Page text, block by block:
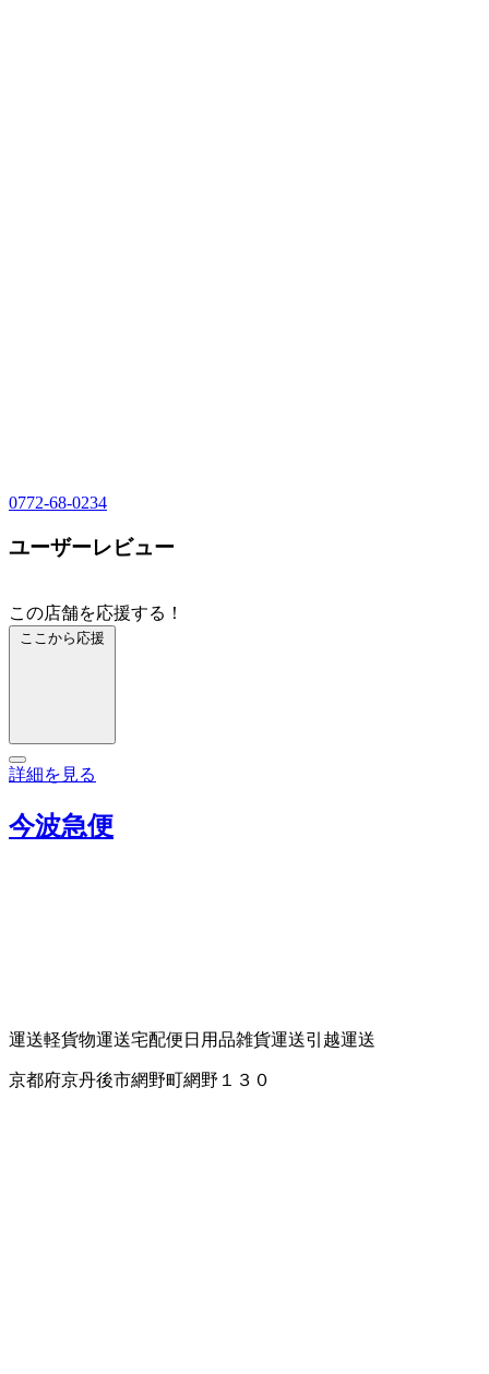
0772-68-0234
ユーザーレビュー
この店舗を応援する！
ここから応援
詳細を見る
今波急便
運送軽貨物運送宅配便 日用品雑貨運送引越運送
京都府京丹後市網野町網野１３０